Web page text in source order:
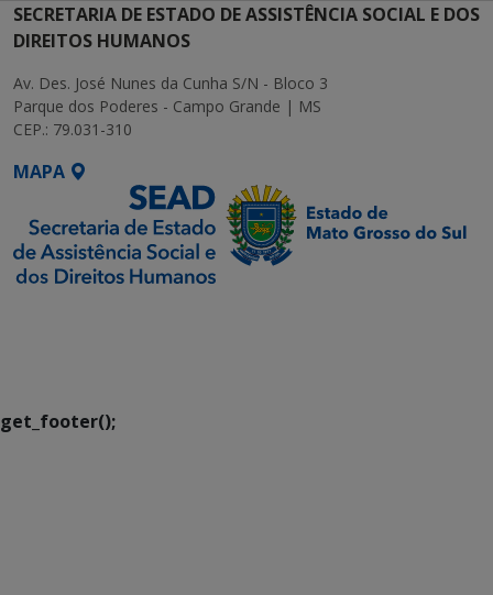
SECRETARIA DE ESTADO DE ASSISTÊNCIA SOCIAL E DOS
DIREITOS HUMANOS
Av. Des. José Nunes da Cunha S/N - Bloco 3
Parque dos Poderes - Campo Grande | MS
CEP.: 79.031-310
MAPA
get_footer();